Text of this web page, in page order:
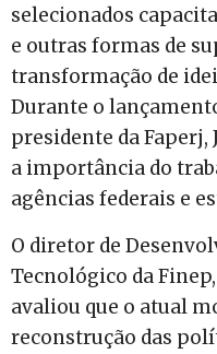
selecionados
e outras formas de
transformação de
Durante o
presidente da Faperj,
a importância do
agências federais e
O diretor de
Tecnológico da
avaliou que o atual
reconstrução das